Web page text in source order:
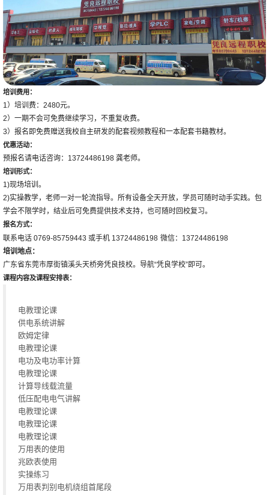
培训费用：
1）培训费：2480元。
2）一期不会可免费继续学习，不重复收费。
3）报名即免费赠送我校自主研发的配套视频教程和一本配套书籍教材。
优惠活动：
预报名请电话咨询：13724486198 龚老师。
培训形式：
1)现场培训。
2)实操教学，老师一对一轮流指导。所有设备全天开放，学员可随时动手实践。包
学会不限学时，结业后可免费提供技术支持，也可随时回校复习。
报名方式：
联系电话 0769-85759443 或手机 13724486198 微信： 13724486198
培训地点：
广东省东莞市厚街镇溪头天桥旁凭良技校。导航“凭良学校”即可。
课程内容及课程安排表：
电教理论课
供电系统讲解
欧姆定律
电教理论课
电功及电功率计算
电教理论课
计算导线载流量
低压配电电气讲解
电教理论课
电教理论课
电教理论课
万用表的使用
兆欧表使用
实操练习
万用表判别电机绕组首尾段